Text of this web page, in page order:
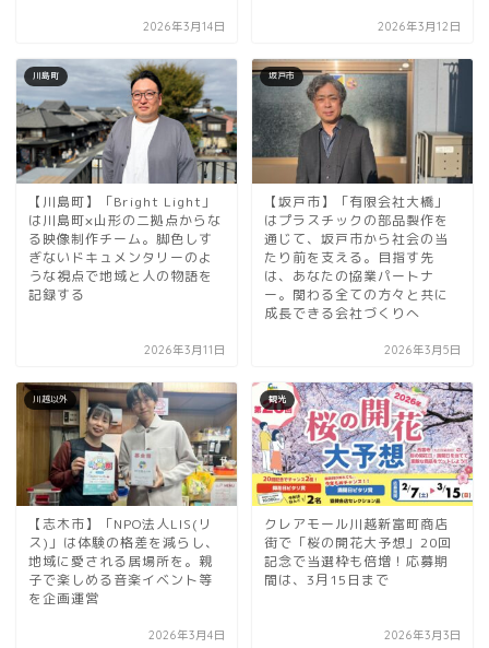
2026年3月14日 2026年3月12日
川島町
【川島町】「Bright Light」
は川島町×山形の二拠点からな
る映像制作チーム。脚色しす
ぎないドキュメンタリーのよ
うな視点で地域と人の物語を
記録する
2026年3月11日
坂戸市
【坂戸市】「有限会社大橋」
はプラスチックの部品製作を
通じて、坂戸市から社会の当
たり前を支える。目指す先
は、あなたの協業パートナ
ー。関わる全ての方々と共に
成長できる会社づくりへ
2026年3月5日
川越以外
【志木市】「NPO法人LIS(リ
ス)」は体験の格差を減らし、
地域に愛される居場所を。親
子で楽しめる音楽イベント等
を企画運営
2026年3月4日
観光
クレアモール川越新富町商店
街で「桜の開花大予想」20回
記念で当選枠も倍増！応募期
間は、3月15日まで
2026年3月3日